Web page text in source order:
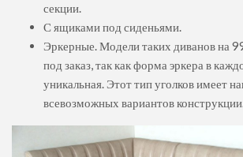
секции.
С ящиками под сиденьями.
Эркерные. Модели таких диванов на
под заказ, так как форма эркера в
уникальная. Этот тип уголков имеет
всевозможных вариантов